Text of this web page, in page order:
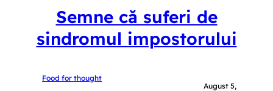
Semne că suferi de
sindromul impostorului
Food for thought
August 5,